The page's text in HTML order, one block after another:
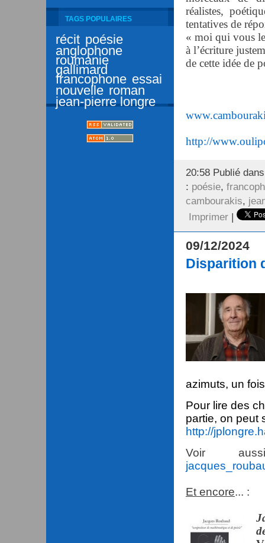
TAGS POPULAIRES
récit poésie
anglophone
roumanie
gallimard
francophone essai
nouvelle roman
jean-pierre longre
réalistes,
tentatives de
« moi qui vous
à l’écriture
de cette idée de
http://
20:58 Publié
: poésie,
cambourakis,
Imprimer |
09/12/2024
Disparition
azimuts, un
Pour lire des
partie, on peut
http://
Voir
Et encore... :